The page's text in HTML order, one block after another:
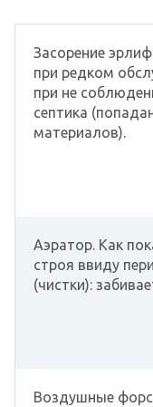
Засорение
при редком
при не
септика
материалов).
Аэратор. Как
строя ввиду
(чистки):
Воздушные